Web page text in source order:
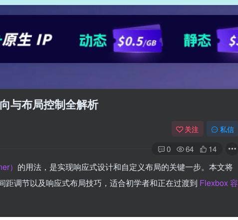
与布局控制全解析
关注 私信
0 64 14
） 的用法，是实现响应式设计和自定义布局的关键一步。本文将
调节以及响应式布局技巧，适合初学者和正在过渡到 Flexbox 容